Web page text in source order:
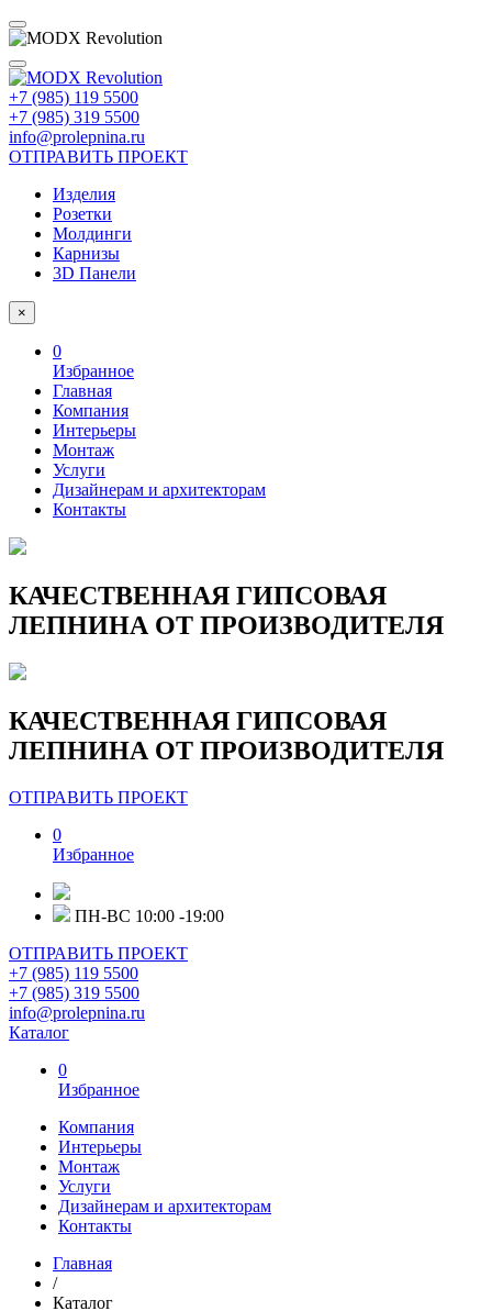
+7 (985) 119 5500
+7 (985) 319 5500
info@prolepnina.ru
ОТПРАВИТЬ ПРОЕКТ
Изделия
Розетки
Молдинги
Карнизы
3D Панели
×
0
Избранное
Главная
Компания
Интерьеры
Монтаж
Услуги
Дизайнерам и архитекторам
Контакты
КАЧЕСТВЕННАЯ ГИПСОВАЯ
ЛЕПНИНА ОТ ПРОИЗВОДИТЕЛЯ
КАЧЕСТВЕННАЯ ГИПСОВАЯ
ЛЕПНИНА ОТ ПРОИЗВОДИТЕЛЯ
ОТПРАВИТЬ ПРОЕКТ
0
Избранное
ПН-ВС 10:00 -19:00
ОТПРАВИТЬ ПРОЕКТ
+7 (985) 119 5500
+7 (985) 319 5500
info@prolepnina.ru
Каталог
0
Избранное
Компания
Интерьеры
Монтаж
Услуги
Дизайнерам и архитекторам
Контакты
Главная
/
Каталог